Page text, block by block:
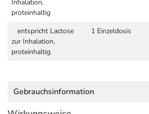
Inhalation,
proteinhaltig
entspricht Lactose
zur Inhalation,
proteinhaltig
1 Einzeldosis
Gebrauchsinformation